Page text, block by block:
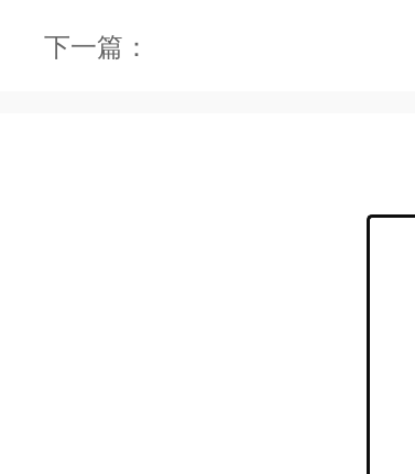
下一篇：